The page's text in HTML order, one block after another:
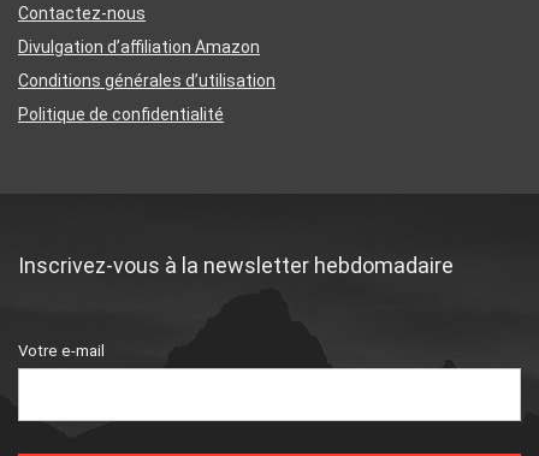
Contactez-nous
Divulgation d’affiliation Amazon
Conditions générales d’utilisation
Politique de confidentialité
Inscrivez-vous à la newsletter hebdomadaire
Votre e-mail